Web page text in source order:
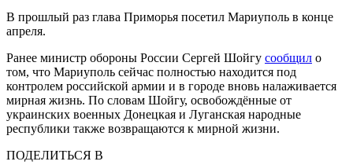
В прошлый раз глава Приморья посетил Мариуполь в конце
апреля.
Ранее министр обороны России Сергей Шойгу сообщил о
том, что Мариуполь сейчас полностью находится под
контролем российской армии и в городе вновь налаживается
мирная жизнь. По словам Шойгу, освобождённые от
украинских военных Донецкая и Луганская народные
республики также возвращаются к мирной жизни.
ПОДЕЛИТЬСЯ В